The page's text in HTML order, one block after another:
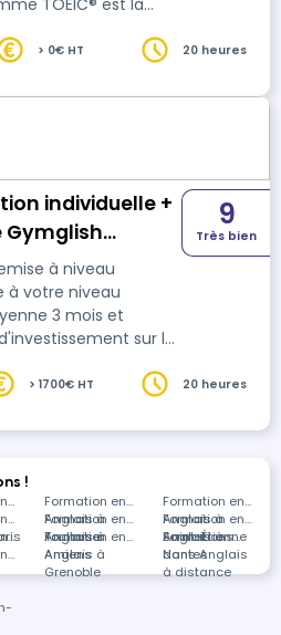
TOEIC® est la
utilisée dans
000 entreprises,
et programmes
> 0€ HT 20 heures
individuelle +
à niveau
à votre niveau
3 mois et
sur la
et un partie à
va être nécessaire
un plan de
9
Très bien
> 1700€ HT 20 heures
!
Formation en
Anglais à
Toulouse
Formation en
Anglais à
Saint-Étienne
Formation en
Anglais à
Amiens
Formation en
Anglais à
Nantes
Formation en
Anglais à
Grenoble
Formations
dans Anglais
à distance